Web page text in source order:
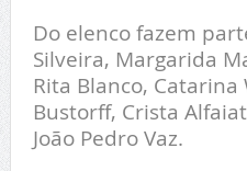
Do elenco fazem
Silveira, Margarida
Rita Blanco,
Bustorff, Crista
João Pedro Vaz.